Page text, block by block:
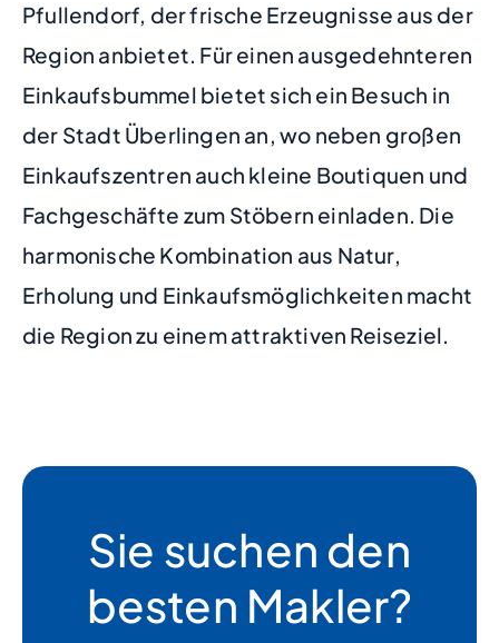
Pfullendorf, der frische Erzeugnisse aus der
Region anbietet. Für einen ausgedehnteren
Einkaufsbummel bietet sich ein Besuch in
der Stadt Überlingen an, wo neben großen
Einkaufszentren auch kleine Boutiquen und
Fachgeschäfte zum Stöbern einladen. Die
harmonische Kombination aus Natur,
Erholung und Einkaufsmöglichkeiten macht
die Region zu einem attraktiven Reiseziel.
Sie suchen den
besten Makler?